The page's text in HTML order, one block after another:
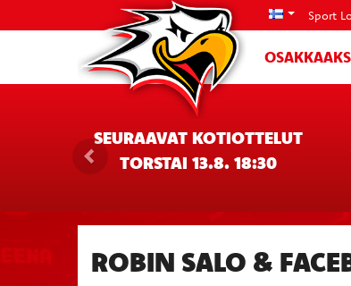
Sport
SEURAAVAT KOTIOTTELUT
TORSTAI 13.8. 18:30
ROBIN SALO &